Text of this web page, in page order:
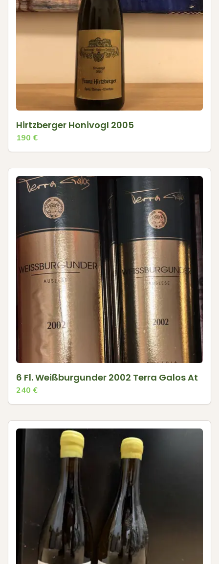
Hirtzberger Honivogl 2005
190 €
6 Fl. Weißburgunder 2002 Terra Galos At
240 €